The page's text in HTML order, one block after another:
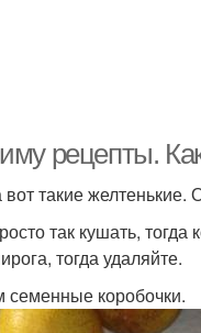
рецепты.
такие желтенькие.
так кушать,
тогда удаляйте.
семенные коробочки.